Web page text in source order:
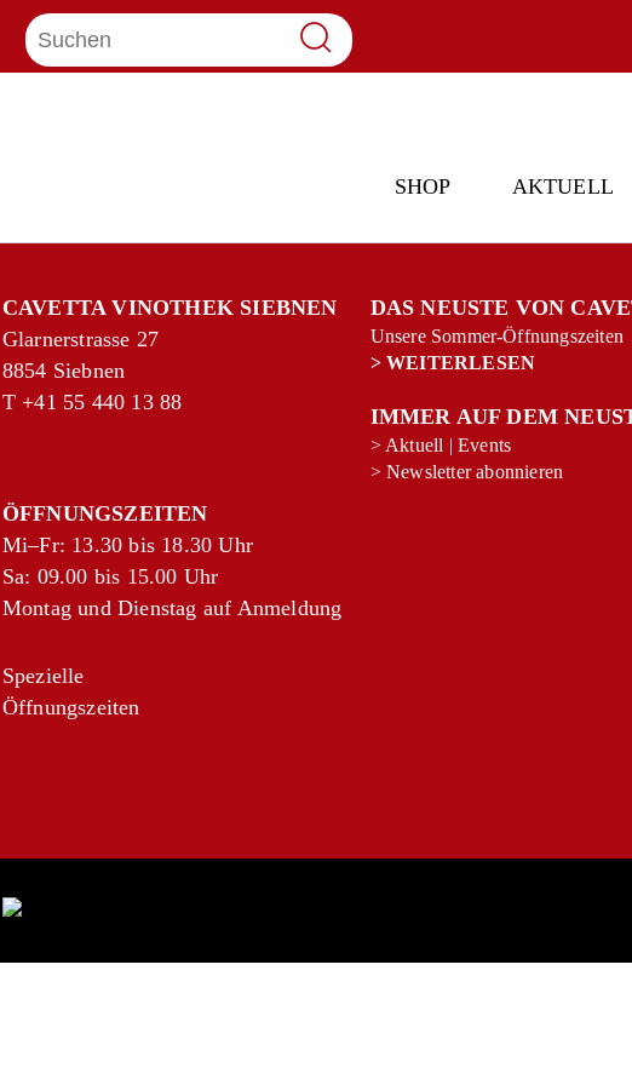
SHOP AKTUELL
CAVETTA VINOTHEK SIEBNEN
Glarnerstrasse 27
8854 Siebnen
T +41 55 440 13 88
ÖFFNUNGSZEITEN
Mi–Fr: 13.30 bis 18.30 Uhr
Sa: 09.00 bis 15.00 Uhr
Montag und Dienstag auf Anmeldung
Spezielle
Öffnungszeiten
DAS NEUSTE VON
Unsere Sommer-Öffnungszeiten
> WEITERLESEN
IMMER AUF DEM
> Aktuell | Events
> Newsletter abonnieren